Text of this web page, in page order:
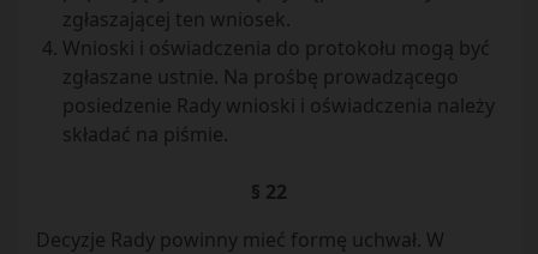
zgłaszającej ten wniosek.
Wnioski i oświadczenia do protokołu mogą być
zgłaszane ustnie. Na prośbę prowadzącego
posiedzenie Rady wnioski i oświadczenia należy
składać na piśmie.
§ 22
Decyzje Rady powinny mieć formę uchwał. W